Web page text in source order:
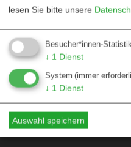
Kontakt
Mediadaten
Hinweise für Autor*innen
Hinweise für Dossiers
lesen Sie bitte unsere
Besucher*innen-
↓ 1 Dienst
System (immer
↓ 1 Dienst
Auswahl speichern